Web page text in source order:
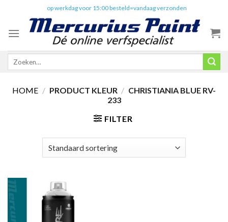
content
op werkdag voor 15:00 besteld=vandaag verzonden
Zoeken
HOME / PRODUCT KLEUR / CHRISTIANIA BLUE RV-
233
FILTER